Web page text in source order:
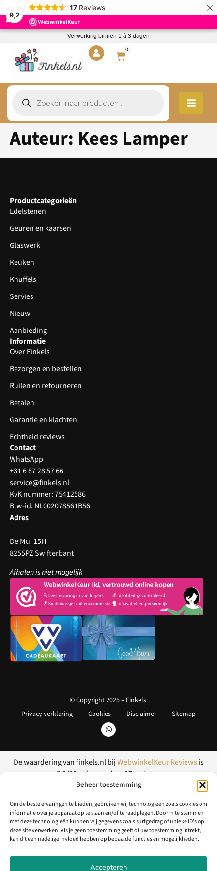
9,2
17 Reviews ×
Beheer toestemming
Om de beste ervaringen te bieden, gebruiken wij technologieën zoals cookies om
informatie over je apparaat op te slaan en/of te raadplegen. Door in te stemmen
met deze technologieën kunnen wij gegevens zoals surfgedrag of unieke ID's op
deze site verwerken. Als je geen toestemming geeft of uw toestemming intrekt,
kan dit een nadelige invloed hebben op bepaalde functies en mogelijkheden.
Accepteren
Verwerking binnen 1 á 3 dagen
0
Auteur: Kees Lamper
Productcategorieën
Edelstenen
Geuren en kaarsen
Glaswerk
Keuken
Knuffels
Servies
Nieuw
Aanbieding
Informatie
Over Finkels
Bezorgen en bestellen
Ruilen en retourneren
Betalen
Garantie en klachten
Echtheid reviews
Contact
WhatsApp
+31 6 87 28 57 66
service@finkels.nl
KvK nummer: 75412586
Btw-id: NL002078561B56
Adres
De Mui 15H
8255PZ Swifterbant
Afhalen is niet mogelijk
© Copyright 2025 – Finkels
Privacy verklaring
Cookies Disclaimer Sitemap
De waardering van finkels.nl bijWebwinkelKeur Reviews is
9.2/10 gebaseerd op 17 reviews.